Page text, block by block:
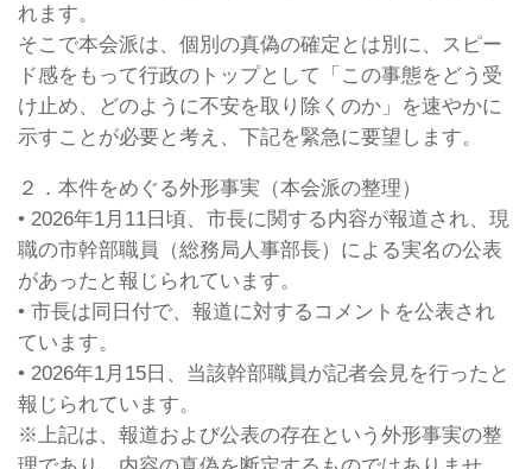
れます。
そこで本会派は、個別の真偽の確定とは別に、スピー
ド感をもって行政のトップとして「この事態をどう受
け止め、どのように不安を取り除くのか」を速やかに
示すことが必要と考え、下記を緊急に要望します。
２．本件をめぐる外形事実（本会派の整理）
• 2026年1月11日頃、市長に関する内容が報道され、現
職の市幹部職員（総務局人事部長）による実名の公表
があったと報じられています。
• 市長は同日付で、報道に対するコメントを公表され
ています。
• 2026年1月15日、当該幹部職員が記者会見を行ったと
報じられています。
※上記は、報道および公表の存在という外形事実の整